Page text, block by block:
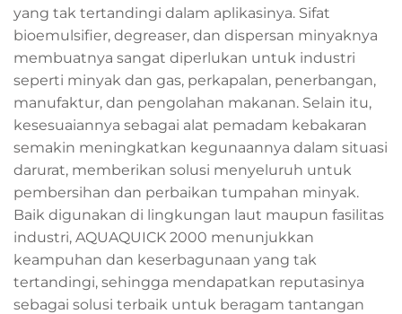
yang tak tertandingi dalam aplikasinya. Sifat
bioemulsifier, degreaser, dan dispersan minyaknya
membuatnya sangat diperlukan untuk industri
seperti minyak dan gas, perkapalan, penerbangan,
manufaktur, dan pengolahan makanan. Selain itu,
kesesuaiannya sebagai alat pemadam kebakaran
semakin meningkatkan kegunaannya dalam situasi
darurat, memberikan solusi menyeluruh untuk
pembersihan dan perbaikan tumpahan minyak.
Baik digunakan di lingkungan laut maupun fasilitas
industri, AQUAQUICK 2000 menunjukkan
keampuhan dan keserbagunaan yang tak
tertandingi, sehingga mendapatkan reputasinya
sebagai solusi terbaik untuk beragam tantangan